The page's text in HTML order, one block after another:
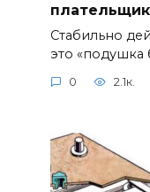
Стабильно
это «подушка
0 2.1к.